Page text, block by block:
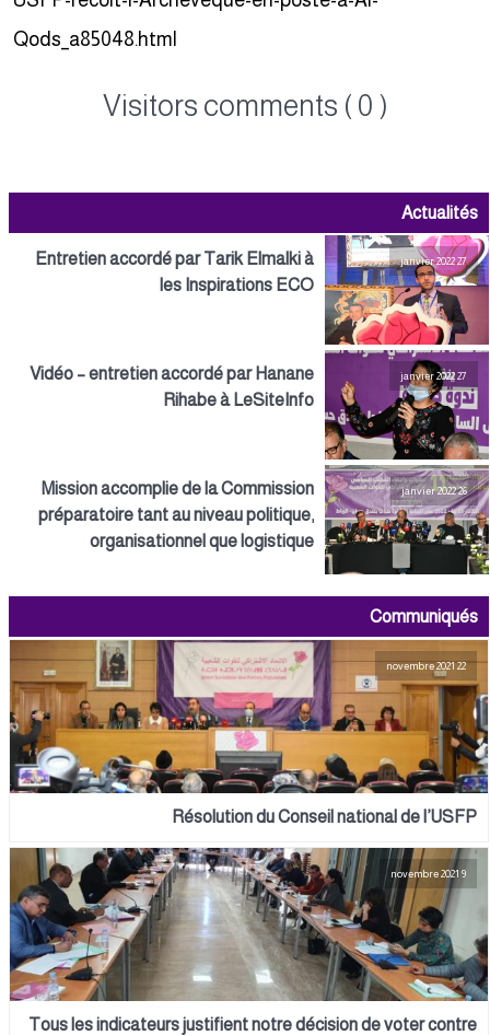
Qods_a85048.html
Visitors comments ( 0 )
Actualités
27 janvier 2022
Entretien accordé par Tarik Elmalki à
les Inspirations ECO
27 janvier 2022
Vidéo – entretien accordé par Hanane
Rihabe à LeSiteInfo
26 janvier 2022
Mission accomplie de la Commission
préparatoire tant au niveau politique,
organisationnel que logistique
Communiqués
22 novembre 2021
Résolution du Conseil national de l’USFP
Tous les indicateurs justifient notre décision de voter contre